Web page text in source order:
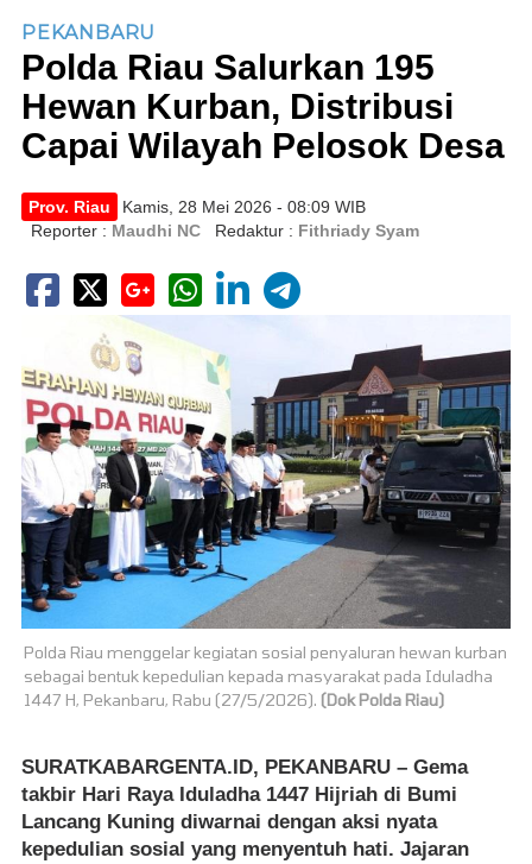
PEKANBARU
Polda Riau Salurkan 195
Hewan Kurban, Distribusi
Capai Wilayah Pelosok Desa
Prov. Riau
Kamis, 28 Mei 2026 - 08:09 WIB
Reporter : Maudhi NC Redaktur : Fithriady Syam
Polda Riau menggelar kegiatan sosial penyaluran hewan kurban
sebagai bentuk kepedulian kepada masyarakat pada Iduladha
1447 H, Pekanbaru, Rabu (27/5/2026). (Dok Polda Riau)
SURATKABARGENTA.ID, PEKANBARU – Gema
takbir Hari Raya Iduladha 1447 Hijriah di Bumi
Lancang Kuning diwarnai dengan aksi nyata
kepedulian sosial yang menyentuh hati. Jajaran